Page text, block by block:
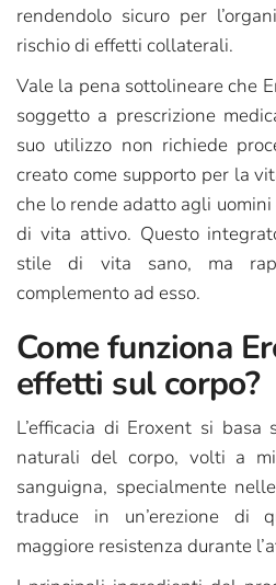
rendendolo sicuro per
rischio di effetti collaterali.
Vale la pena sottolineare che
soggetto a prescrizione
suo utilizzo non richiede
creato come supporto per la
che lo rende adatto agli
di vita attivo. Questo
stile di vita sano, ma
complemento ad esso.
Come funziona
effetti sul corpo?
L’efficacia di Eroxent si basa
naturali del corpo, volti a
sanguigna, specialmente
traduce in un’erezione di
maggiore resistenza durante